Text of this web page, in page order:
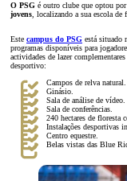
O PSG é outro clube que optou por
jovens , localizando a sua escola
Este campus do PSG está situado
programas disponíveis para
actividades de lazer
desportivo:
Campos de relva natural.
Ginásio.
Sala de análise de vídeo.
Sala de conferências.
240 hectares de floresta
Instalações desportivas
Centro equestre.
Belas vistas das Blue